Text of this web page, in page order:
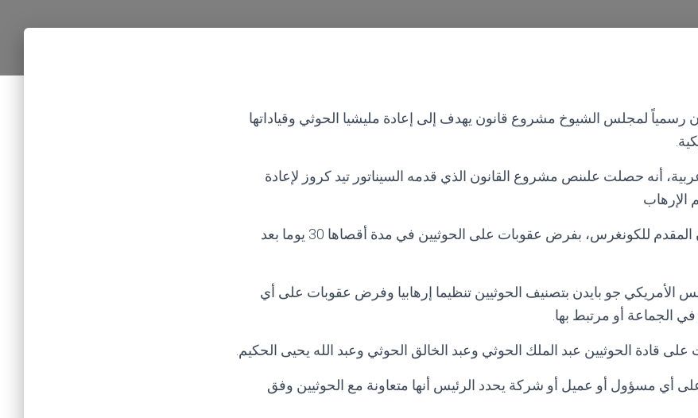
لمجلس الشيوخ مشروع قانون يهدف إلى إعادة مليشيا الحوثي وقياداتها
أنه حصلت علىنص مشروع القانون الذي قدمه السيناتور تيد كروز لإعادة
الإرهاب
ويطالب مشروع القانون المقدم للكونغرس، بفرض عقوبات على الحوثيين في مدة أقصاها 30 يوما بعد
الأمريكي جو بايدن بتصنيف الحوثيين تنظيما إرهابيا وفرض عقوبات على أي
أو مرتبط بها.
قادة الحوثيين عبد الملك الحوثي وعبد الخالق الحوثي وعبد الله يحيى الحكيم.
مسؤول أو عميل أو شركة يحدد الرئيس أنها متعاونة مع الحوثيين وفق